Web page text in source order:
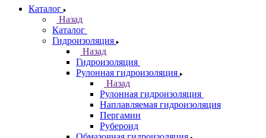
Каталог
Назад
Каталог
Гидроизоляция
Назад
Гидроизоляция
Рулонная гидроизоляция
Назад
Рулонная гидроизоляция
Наплавляемая гидроизоляция
Пергамин
Рубероид